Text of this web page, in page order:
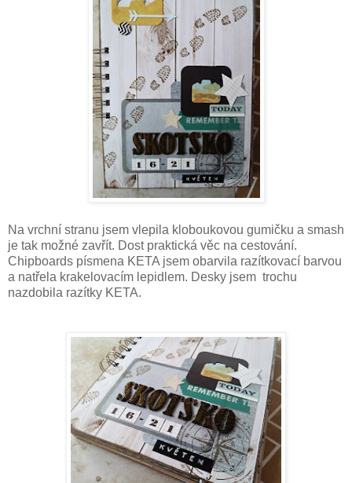
Na vrchní stranu jsem vlepila kloboukovou gumičku a smash
je tak možné zavřít. Dost praktická věc na cestování.
Chipboards písmena KETA jsem obarvila razítkovací barvou
a natřela krakelovacím lepidlem. Desky jsem trochu
nazdobila razítky KETA.